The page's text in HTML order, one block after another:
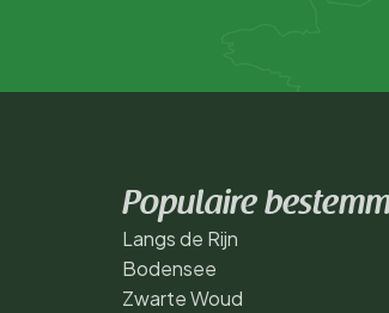
Populaire
Langs de Rijn
Bodensee
Zwarte Woud